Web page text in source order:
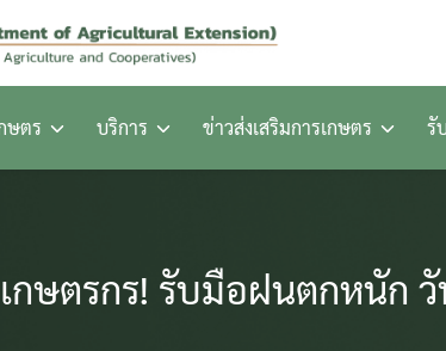
กรมส่งเสริ
ษตร บริการ ข่าวส่งเสริมการเกษตร รั
กษตรกร! รับมือฝนตกหนัก